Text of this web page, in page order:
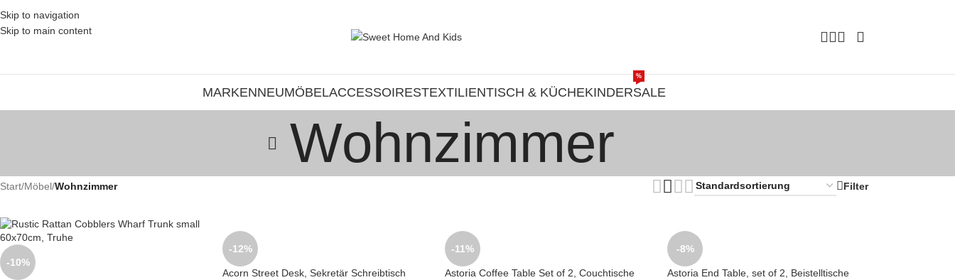
Skip to navigation
Skip to main content
MARKENNEUMÖBELACCESSOIRESTEXTILIENTISCH & KÜCHEKINDERSALE
%
Wohnzimmer
Start/Möbel/Wohnzimmer Filter
-10%
-12%
Acorn Street Desk, Sekretär Schreibtisch
-11%
Astoria Coffee Table Set of 2, Couchtische
-8%
Astoria End Table, set of 2, Beistelltische